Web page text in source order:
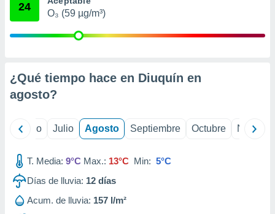
publicidad
1199
24
O₃ (59 µg/m³)
¿Qué tiempo hace en Diuquín en
agosto?
Junio Julio Agosto Septiembre Octubre
T. Media: 9°C Max.: 13°C Min: 5°C
Días de lluvia: 12 días
Acum. de lluvia: 157 l/m²